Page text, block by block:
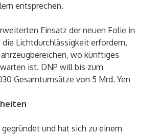
entsprechen.
Einsatz der neuen Folie in
Lichtdurchlässigkeit erfordern,
wo künftiges
ist. DNP will bis zum
Gesamtumsätze von 5 Mrd. Yen
gegründet und hat sich zu einem